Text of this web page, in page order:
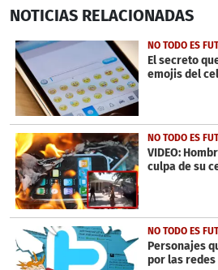
seconds
17
seconds
NOTICIAS RELACIONADAS
NO TODO ES
El secreto
emojis del
NO TODO ES
VIDEO:
culpa de su
NO TODO ES
Personajes
por las